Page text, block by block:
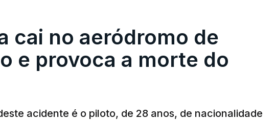
cai no aeródromo de
e provoca a morte do
acidente é o piloto, de 28 anos, de nacionalidade